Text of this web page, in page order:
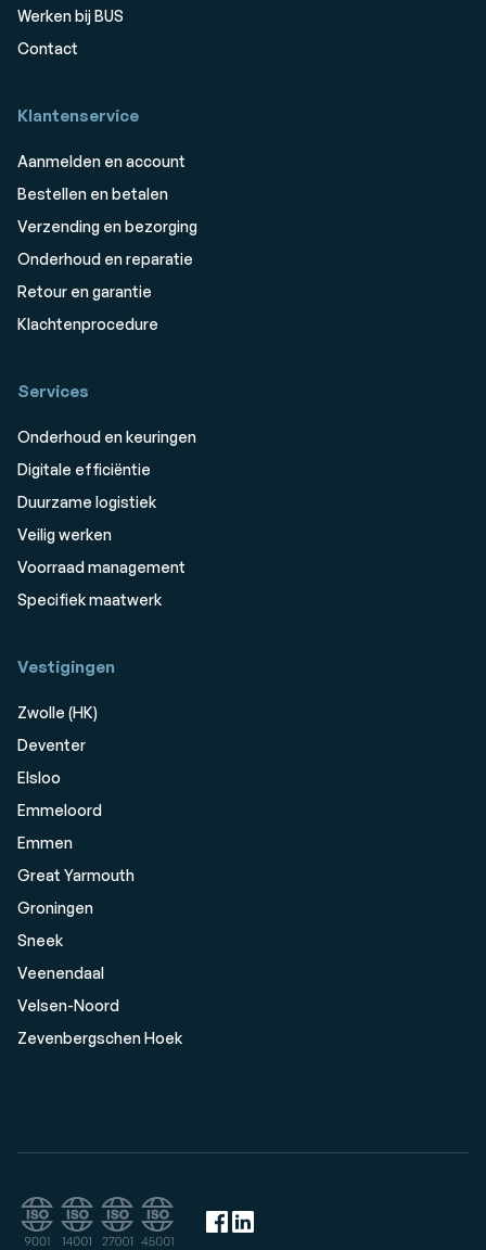
Werken bij BUS
Contact
Klantenservice
Aanmelden en account
Bestellen en betalen
Verzending en bezorging
Onderhoud en reparatie
Retour en garantie
Klachtenprocedure
Services
Onderhoud en keuringen
Digitale efficiëntie
Duurzame logistiek
Veilig werken
Voorraad management
Specifiek maatwerk
Vestigingen
Zwolle (HK)
Deventer
Elsloo
Emmeloord
Emmen
Great Yarmouth
Groningen
Sneek
Veenendaal
Velsen-Noord
Zevenbergschen Hoek